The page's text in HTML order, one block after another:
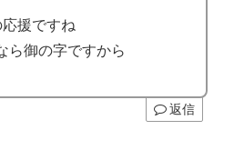
援ですね
ら御の字ですから
返信